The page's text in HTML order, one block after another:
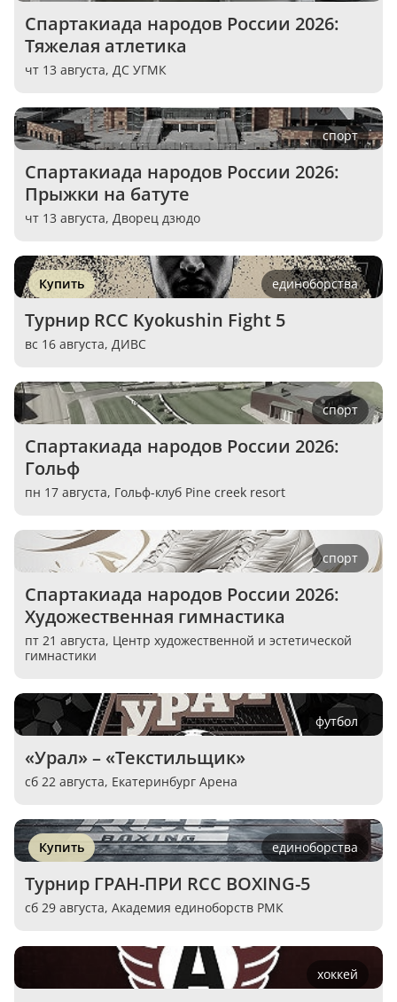
Спартакиада народов России 2026:
Тяжелая атлетика
чт 13 августа, ДС УГМК
спорт
Спартакиада народов России 2026:
Прыжки на батуте
чт 13 августа, Дворец дзюдо
Купить единоборства
Турнир RCC Kyokushin Fight 5
вс 16 августа, ДИВС
спорт
Спартакиада народов России 2026:
Гольф
пн 17 августа, Гольф-клуб Pine creek resort
спорт
Спартакиада народов России 2026:
Художественная гимнастика
пт 21 августа, Центр художественной и эстетической
гимнастики
футбол
«Урал» – «Текстильщик»
сб 22 августа, Екатеринбург Арена
Купить единоборства
Турнир ГРАН-ПРИ RCC BOXING-5
сб 29 августа, Академия единоборств РМК
хоккей